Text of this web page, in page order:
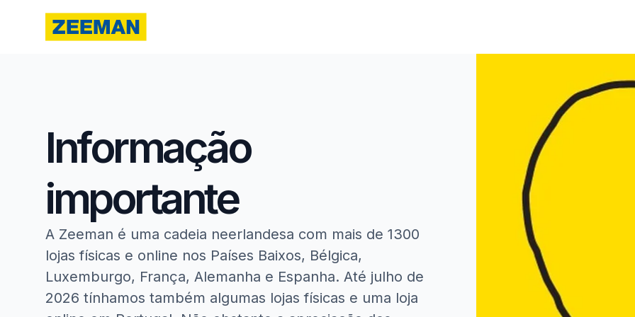
Informação
importante
A Zeeman é uma cadeia neerlandesa com mais de 1300
lojas físicas e online nos Países Baixos, Bélgica,
Luxemburgo, França, Alemanha e Espanha. Até julho de
2026 tínhamos também algumas lojas físicas e uma loja